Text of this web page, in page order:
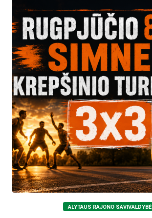
ALYTAUS RAJONO SAVIVALDYBĖ